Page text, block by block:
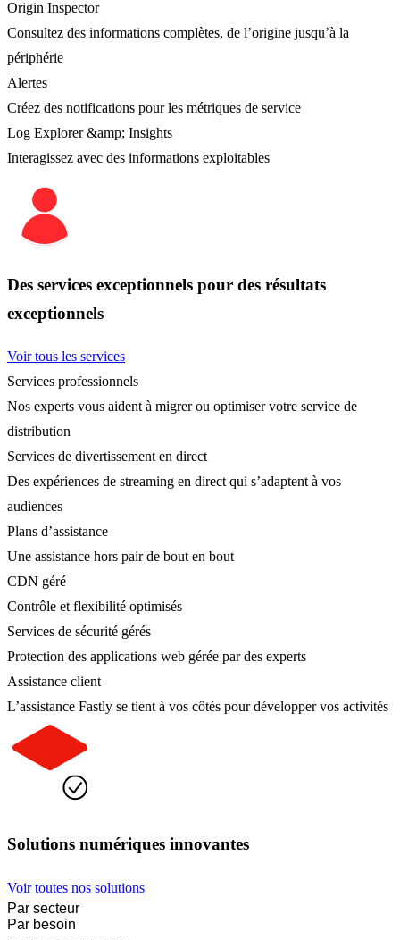
Origin Inspector
Consultez des informations complètes, de l’origine jusqu’à la
périphérie
Alertes
Créez des notifications pour les métriques de service
Log Explorer &amp; Insights
Interagissez avec des informations exploitables
Des services exceptionnels pour des résultats
exceptionnels
Voir tous les services
Services professionnels
Nos experts vous aident à migrer ou optimiser votre service de
distribution
Services de divertissement en direct
Des expériences de streaming en direct qui s’adaptent à vos
audiences
Plans d’assistance
Une assistance hors pair de bout en bout
CDN géré
Contrôle et flexibilité optimisés
Services de sécurité gérés
Protection des applications web gérée par des experts
Assistance client
L’assistance Fastly se tient à vos côtés pour développer vos activités
Solutions numériques innovantes
Voir toutes nos solutions
Par secteur
Par besoin